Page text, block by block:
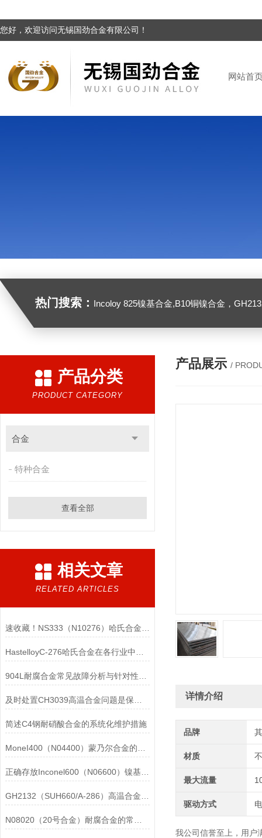
您好，欢迎访问无锡国劲合金有限公司！
网站首
热门搜索： Incoloy 825镍基合金,B10铜镍合金，GH2132高温合金，C276
产品分类
PRODUCT CATEGORY
合金
特种合金
查看全部
相关文章
RELATED ARTICLES
简述C4钢耐硝酸合金的系统化维护措施
正确存放Inconel600（N06600）镍基合金的重要性介绍
产品展示 /
详情介绍
品牌
材质
最大流量
驱动方式
我公司信誉至上，用户